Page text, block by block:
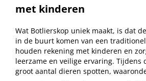
met kinderen
Wat Botlierskop uniek maakt, is dat
in de buurt komen van een
houden rekening met kinderen en
leerzame en veilige ervaring. Tijdens
groot aantal dieren spotten,